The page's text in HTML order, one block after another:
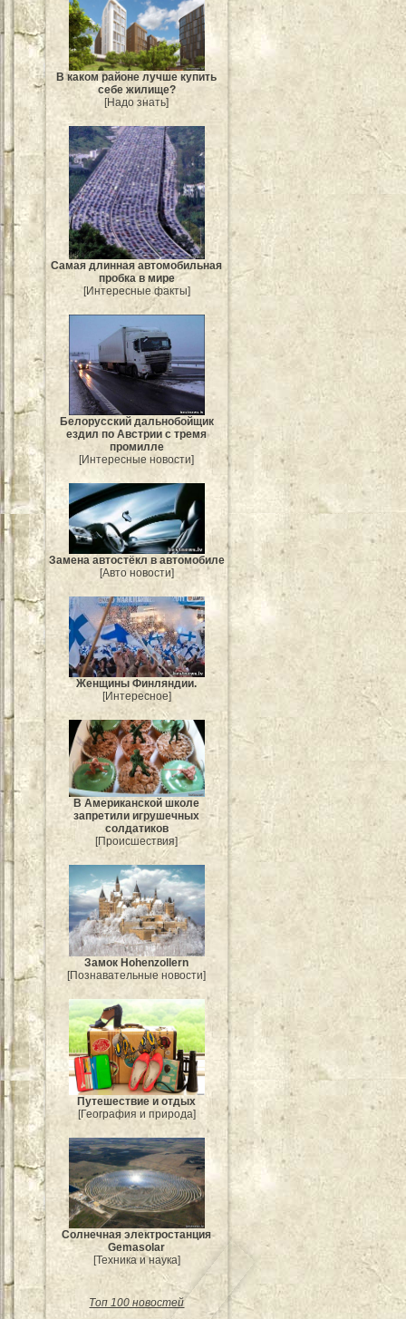
В каком районе лучше купить
себе жилище?
[Надо знать]
Самая длинная автомобильная
пробка в мире
[Интересные факты]
Белорусский дальнобойщик
ездил по Австрии с тремя
промилле
[Интересные новости]
Замена автостёкл в автомобиле
[Авто новости]
Женщины Финляндии.
[Интересное]
В Американской школе
запретили игрушечных
солдатиков
[Происшествия]
Замок Hohenzollern
[Познавательные новости]
Путешествие и отдых
[География и природа]
Солнечная электростанция
Gemasolar
[Техника и наука]
Топ 100 новостей